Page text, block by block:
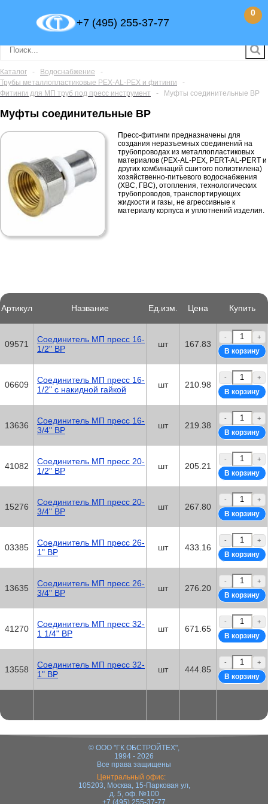
+7 (495) 255-37-77
0
Каталог - Водоснабжение
-
Трубы металлопластиковые PEX-AL-PEX и фитинги
-
Фитинги для МП труб под пресс инструмент
- Муфты соединительные ВР
Муфты соединительные ВР
Пресс-фитинги предназначены для
создания неразъемных соединений на
трубопроводах из металлопластиковых
материалов (PEX-AL-PEX, PERT-AL-PERT и
других комбинаций сшитого полиэтилена)
хозяйственно-питьевого водоснабжения
(ХВС, ГВС), отопления, технологических
трубопроводов, транспортирующих
жидкости и газы, не агрессивные к
материалу корпуса и уплотнений изделия.
Артикул Название Ед.изм. Цена Купить
09571
Соединитель МП пресс 16-
1/2" ВР
шт 167.83
- +
06609
Соединитель МП пресс 16-
1/2" с накидной гайкой
шт 210.98
- +
13636
Соединитель МП пресс 16-
3/4" ВР
шт 219.38
- +
41082
Соединитель МП пресс 20-
1/2" ВР
шт 205.21
- +
15276
Соединитель МП пресс 20-
3/4" ВР
шт 267.80
- +
03385
Соединитель МП пресс 26-
1" ВР
шт 433.16
- +
13635
Соединитель МП пресс 26-
3/4" ВР
шт 276.20
- +
41270
Соединитель МП пресс 32-
1 1/4" ВР
шт 671.65
- +
13558
Соединитель МП пресс 32-
1" ВР
шт 444.85
- +
© ООО "ГК ОБСТРОЙТЕХ",
1994 - 2026
Все права защищены
Центральный офис:
105203, Москва, 15-Парковая ул,
д. 5, оф. №100
+7 (495) 255-37-77